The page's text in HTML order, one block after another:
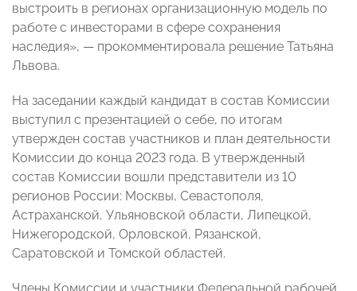
выстроить в регионах организационную модель по
работе с инвесторами в сфере сохранения
наследия», — прокомментировала решение Татьяна
Львова.
На заседании каждый кандидат в состав Комиссии
выступил с презентацией о себе, по итогам
утвержден состав участников и план деятельности
Комиссии до конца 2023 года. В утвержденный
состав Комиссии вошли представители из 10
регионов России: Москвы, Севастополя,
Астраханской, Ульяновской области, Липецкой,
Нижегородской, Орловской, Рязанской,
Саратовской и Томской областей.